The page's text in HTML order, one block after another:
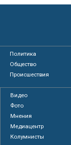
Политика
Общество
Происшествия
Видео
Фото
Мнения
Медиацентр
Колумнисты